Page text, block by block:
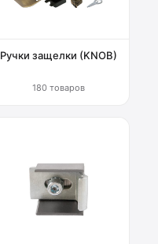
Ручки защелки (KNOB)
180 товаров